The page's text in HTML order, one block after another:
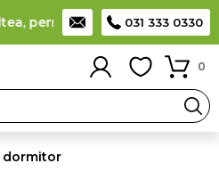
perne, pilote și canapele(
031 333 0330
0
dormitor